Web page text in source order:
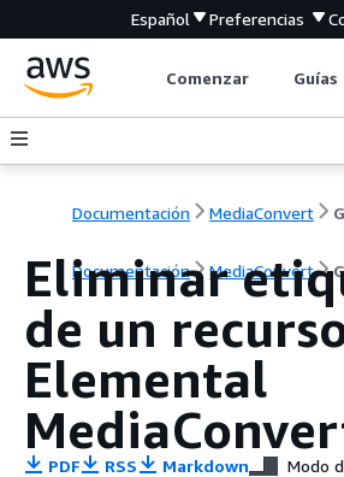
Español Preferencias
Comenzar
Documentación MediaConvert
Documentación MediaConvert
Eliminar
de un
Elemental
PDF RSS Markdown Modo